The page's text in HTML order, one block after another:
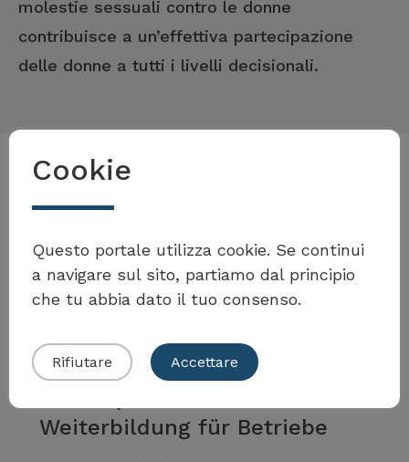
molestie sessuali contro le donne
contribuisce a un’effettiva partecipazione
delle donne a tutti i livelli decisionali.
Volete partecipare al
Toolbox?
Esempi per l'attuazione della
misura
Sexuelle Belästigung am
Weiterbildung für Betriebe
Cookie
Questo portale utilizza cookie. Se continui
a navigare sul sito, partiamo dal principio
che tu abbia dato il tuo consenso.
Rifiutare Accettare